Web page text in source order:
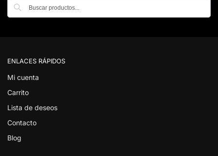
ENLACES RÁPIDOS
Mi cuenta
Carrito
Lista de deseos
Contacto
Blog